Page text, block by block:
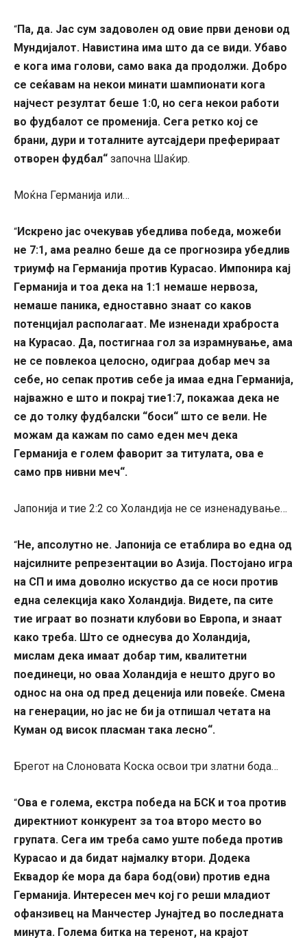
“Па, да. Јас сум задоволен од овие први денови од
Мундијалот. Навистина има што да се види. Убаво
е кога има голови, само вака да продолжи. Добро
се сеќавам на некои минати шампионати кога
најчест резултат беше 1:0, но сега некои работи
во фудбалот се променија. Сега ретко кој се
брани, дури и тоталните аутсајдери преферираат
отворен фудбал“ започна Шаќир.
Моќна Германија или…
“Искрено јас очекував убедлива победа, можеби
не 7:1, ама реално беше да се прогнозира убедлив
триумф на Германија против Курасао. Импонира кај
Германија и тоа дека на 1:1 немаше нервоза,
немаше паника, едноставно знаат со каков
потенцијал располагаат. Ме изненади храброста
на Курасао. Да, постигнаа гол за израмнување, ама
не се повлекоа целосно, одиграа добар меч за
себе, но сепак против себе ја имаа една Германија,
најважно е што и покрај тие1:7, покажаа дека не
се до толку фудбалски “боси“ што се вели. Не
можам да кажам по само еден меч дека
Германија е голем фаворит за титулата, ова е
само прв нивни меч“.
Јапонија и тие 2:2 со Холандија не се изненадување…
“Не, апсолутно не. Јапонија се етаблира во една од
најсилните репрезентации во Азија. Постојано игра
на СП и има доволно искуство да се носи против
една селекција како Холандија. Видете, па сите
тие играат во познати клубови во Европа, и знаат
како треба. Што се однесува до Холандија,
мислам дека имаат добар тим, квалитетни
поединеци, но оваа Холандија е нешто друго во
однос на она од пред деценија или повеќе. Смена
на генерации, но јас не би ја отпишал четата на
Куман од висок пласман така лесно“.
Брегот на Слоновата Коска освои три златни бода…
“Ова е голема, екстра победа на БСК и тоа против
директниот конкурент за тоа второ место во
групата. Сега им треба само уште победа против
Курасао и да бидат најмалку втори. Додека
Еквадор ќе мора да бара бод(ови) против една
Германија. Интересен меч кој го реши младиот
офанзивец на Манчестер Јунајтед во последната
минута. Голема битка на теренот, на крајот